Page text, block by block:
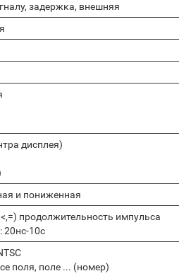
задержка, внешняя
дисплея)
и пониженная
продолжительность импульса
20нс-10с
поля, поле ... (номер)